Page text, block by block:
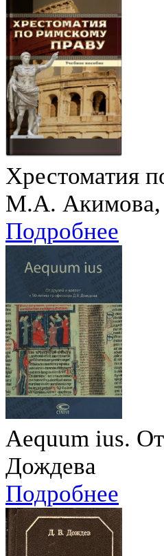
Хрестоматия
М.А. Акимова,
Подробнее
Aequum ius.
Дождева
Подробнее